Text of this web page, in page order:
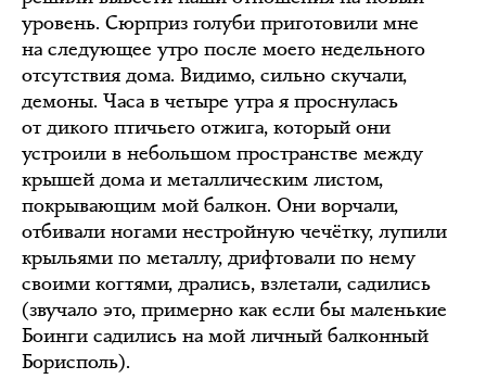
уровень. Сюрприз голуби приготовили мне
на следующее утро после моего недельного
отсутствия дома. Видимо, сильно скучали,
демоны. Часа в четыре утра я проснулась
от дикого птичьего отжига, который они
устроили в небольшом пространстве между
крышей дома и металлическим листом,
покрывающим мой балкон. Они ворчали,
отбивали ногами нестройную чечётку, лупили
крыльями по металлу, дрифтовали по нему
своими когтями, дрались, взлетали, садились
(звучало это, примерно как если бы маленькие
Боинги садились на мой личный балконный
Борисполь).